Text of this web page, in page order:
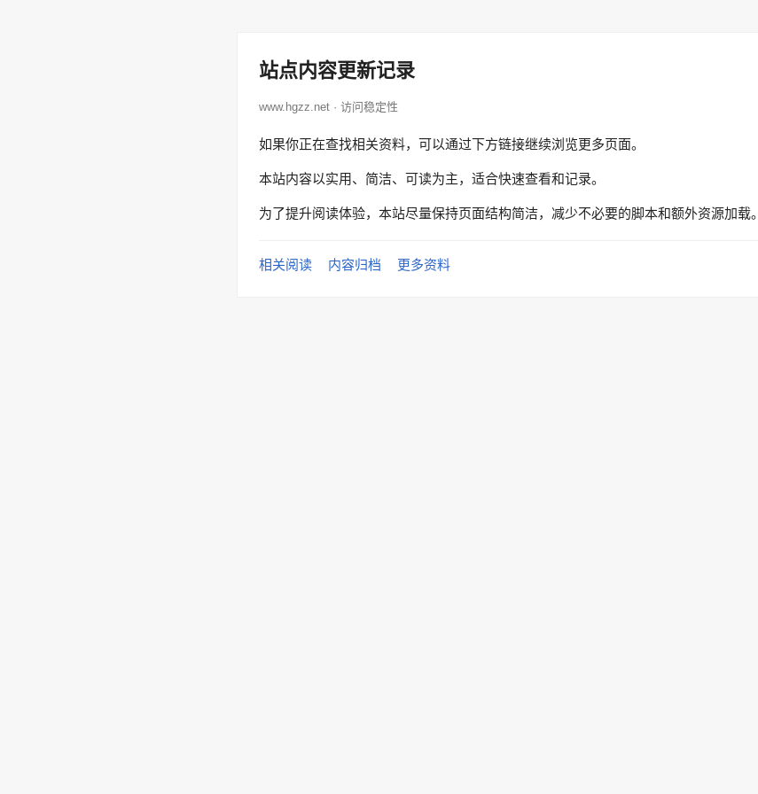
站点内容更新记录
www.hgzz.net · 访问稳定性
如果你正在查找相关资料，可以通过下方链接继续浏览更多页面。
本站内容以实用、简洁、可读为主，适合快速查看和记录。
为了提升阅读体验，本站尽量保持页面结构简洁，减少不必要的脚本和额外资源加载。
相关阅读 内容归档 更多资料